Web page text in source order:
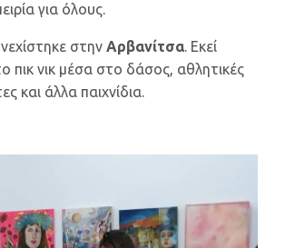
για όλους.
στην Αρβανίτσα. Εκεί
πικ νικ μέσα στο δάσος, αθλητικές
και άλλα παιχνίδια.